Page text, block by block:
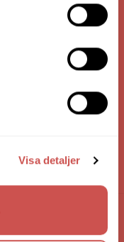
Visa detaljer